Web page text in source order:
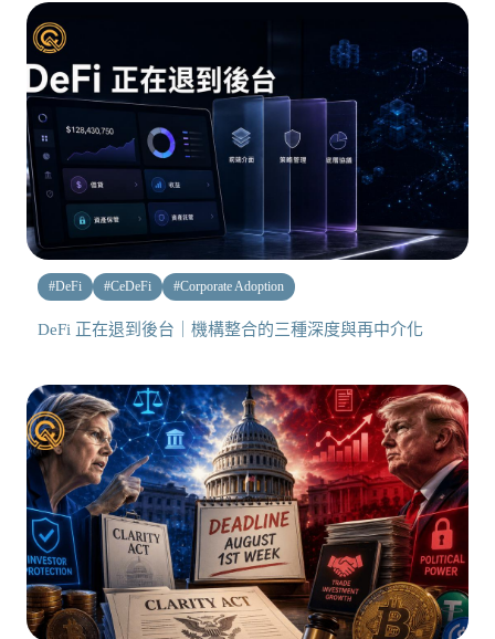
#DeFi #CeDeFi #Corporate Adoption
DeFi 正在退到後台｜機構整合的三種深度與再中介化